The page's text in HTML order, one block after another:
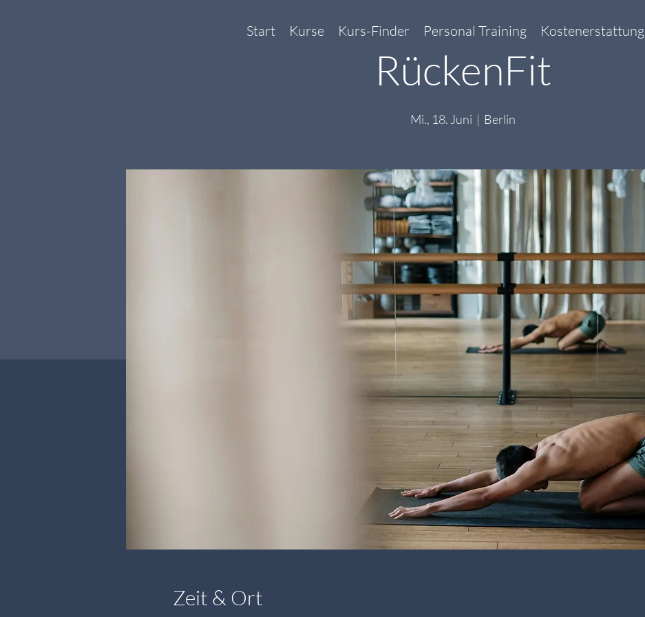
RückenFit
Mi., 18. Juni
  |
Berlin
Zeit & Ort
Start Kurse Kurs-Finder Personal Training Kostenerstattung